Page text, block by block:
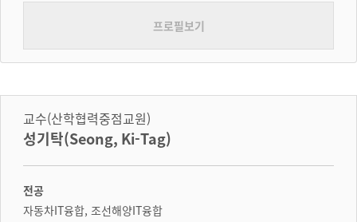
프로필보기
교수(산학협력중점교원)
성기탁(Seong, Ki-Tag)
전공
자동차IT융합, 조선해양IT융합